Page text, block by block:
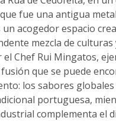
fue una antigua
un acogedor espacio
mezcla de culturas
Chef Rui Mingatos,
que se puede
los sabores globales
portuguesa,
complementa el